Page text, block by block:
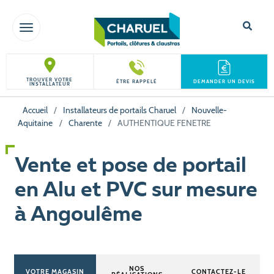
TOGGLE NAVIGATION
TROUVER VOTRE
INSTALLATEUR ÊTRE RAPPELÉ DEMANDER UN DEVIS
Accueil / Installateurs de portails Charuel /
Nouvelle-
Aquitaine
/ Charente / AUTHENTIQUE FENETRE
Vente et pose de portail
en Alu et PVC sur mesure
à Angoulême
VOTRE MAGASIN NOS CONTACTEZ-LE